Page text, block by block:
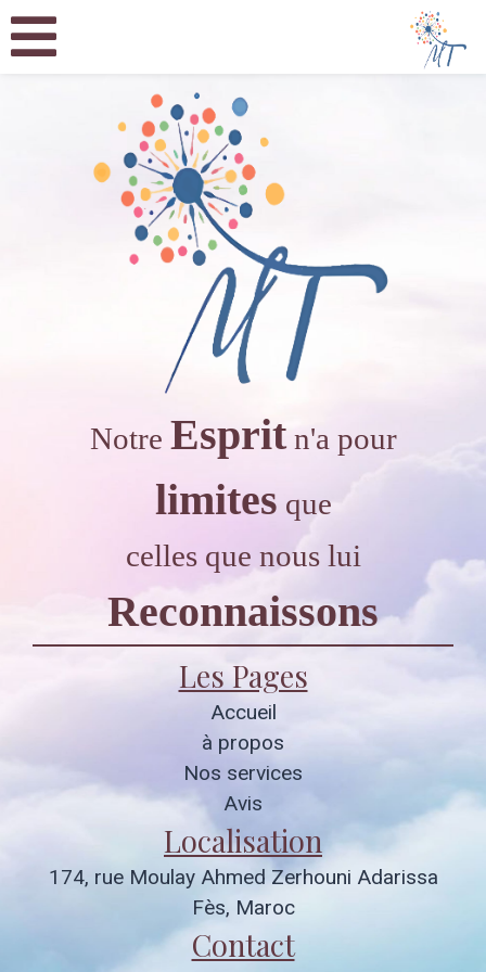
Notre Espritn'a pour
limites que
celles que nous lui
Reconnaissons
Les Pages
Accueil
à propos
Nos services
Avis
Localisation
174, rue Moulay Ahmed Zerhouni Adarissa
Fès, Maroc
Contact